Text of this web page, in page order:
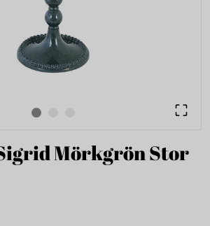
Mörkgrön Stor